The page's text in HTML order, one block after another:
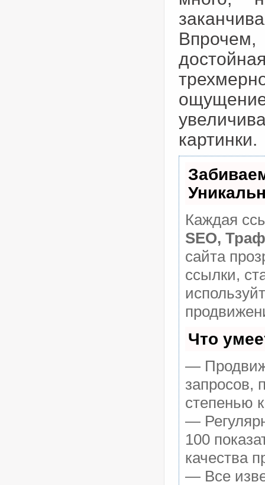
картинки.
Каждая
SEO,
сайта
ссылки,
Что
—
запросов,
степенью
—
100
качества
— Все